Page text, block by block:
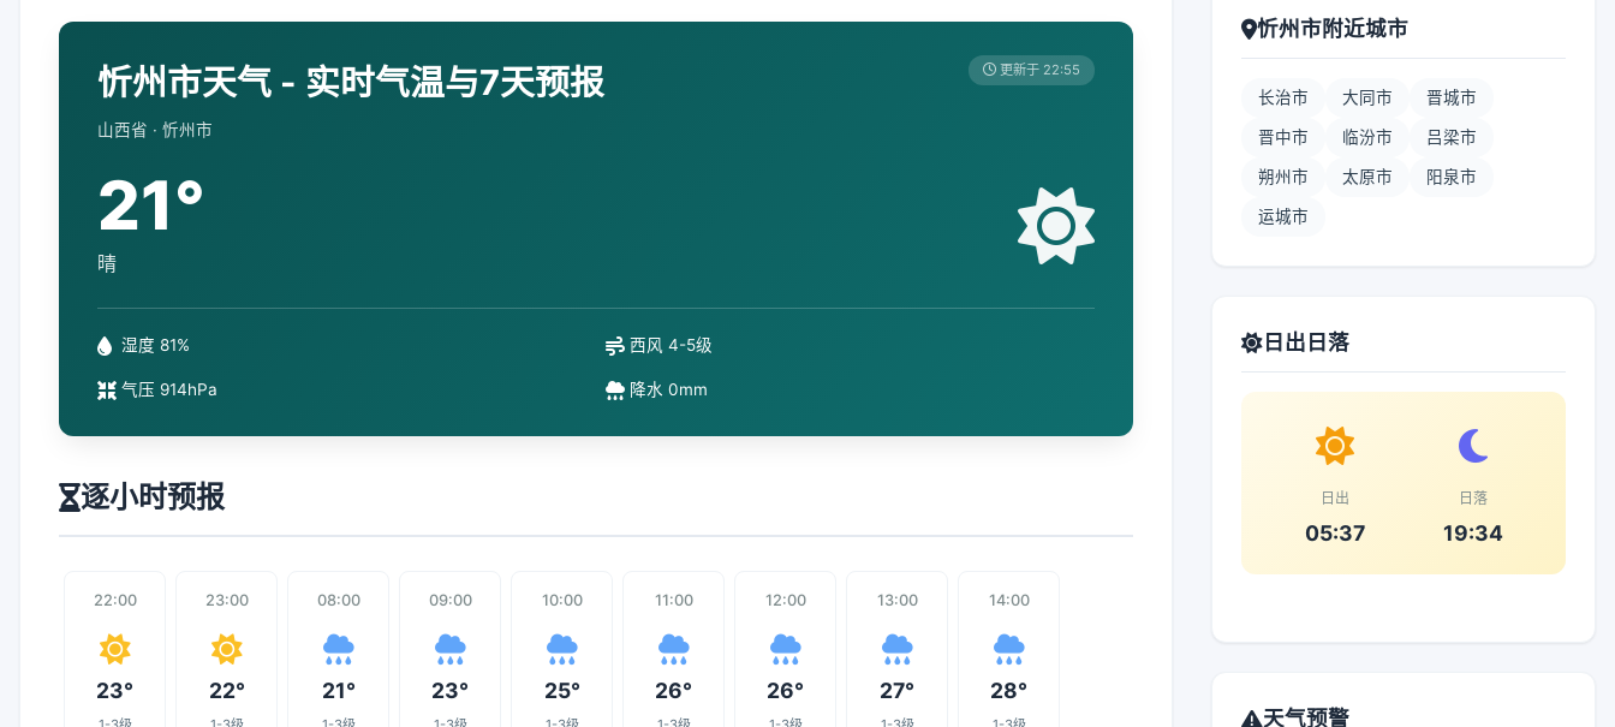
忻州市天气 - 实时气温与7天预报
山西省 · 忻州市
更新于 22:55
21°
晴
湿度 81% 西风 4-5级
气压 914hPa 降水 0mm
逐小时预报
22:00
23°
23:00
22°
08:00
21°
09:00
23°
10:00
25°
11:00
26°
12:00
26°
13:00
27°
14:00
28°
忻州市附近城市
长治市 大同市 晋城市
晋中市 临汾市 吕梁市
朔州市 太原市 阳泉市
运城市
日出日落
日出
05:37
日落
19:34
天气预警